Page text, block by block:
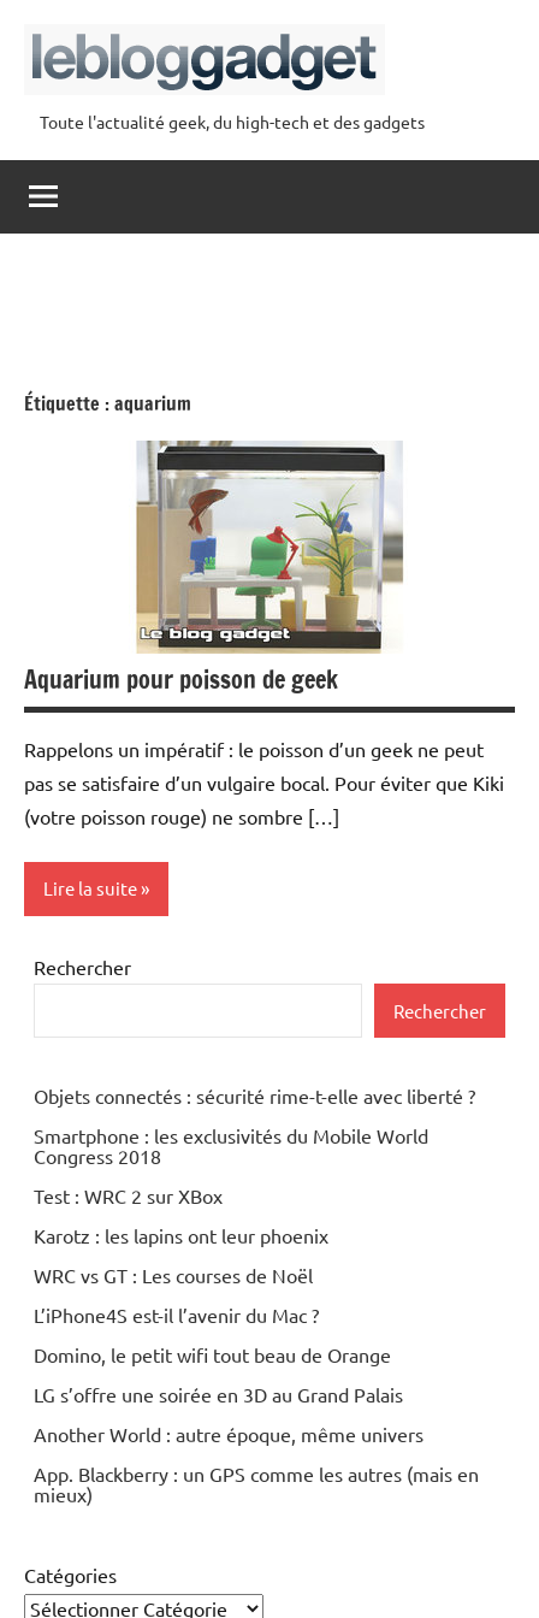
contenu
lebloggadget
Toute l'actualité geek, du high-tech et des gadgets
Étiquette :aquarium
Aquarium pour poisson de geek
Rappelons un impératif : le poisson d’un geek ne peut
pas se satisfaire d’un vulgaire bocal. Pour éviter que Kiki
(votre poisson rouge) ne sombre […]
Lire la suite
Inclassables
Rechercher
Rechercher
Objets connectés : sécurité rime-t-elle avec liberté ?
Smartphone : les exclusivités du Mobile World
Congress 2018
Test : WRC 2 sur XBox
Karotz : les lapins ont leur phoenix
WRC vs GT : Les courses de Noël
L’iPhone4S est-il l’avenir du Mac ?
Domino, le petit wifi tout beau de Orange
LG s’offre une soirée en 3D au Grand Palais
Another World : autre époque, même univers
App. Blackberry : un GPS comme les autres (mais en
mieux)
Catégories